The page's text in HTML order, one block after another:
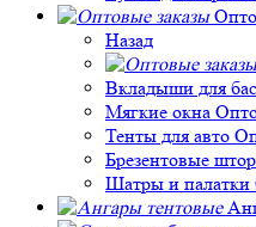
Назад
Вкладыши для
Мягкие окна
Тенты для авто
Брезентовые
Шатры и